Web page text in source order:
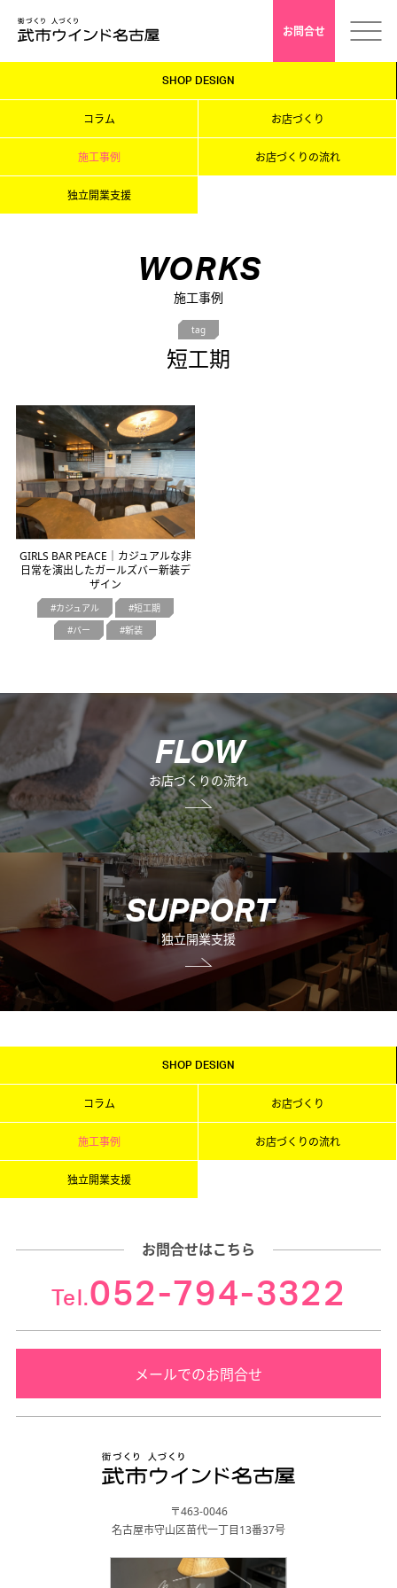
採用情報
店舗デザイン
インドアゴルフ
オフィスデザイン
不動産情報
お問合せ
SHOP DESIGN
コラム お店づくり
施工事例 お店づくりの流れ
独立開業支援
WORKS
施工事例
tag
短工期
GIRLS BAR PEACE｜カジュアルな非
日常を演出したガールズバー新装デ
ザイン
カジュアル
短工期
バー
新装
FLOW
お店づくりの流れ
SUPPORT
独立開業支援
SHOP DESIGN
コラム お店づくり
施工事例 お店づくりの流れ
独立開業支援
お問合せはこちら
Tel.052-794-3322
メールでのお問合せ
〒463-0046
名古屋市守山区苗代一丁目13番37号